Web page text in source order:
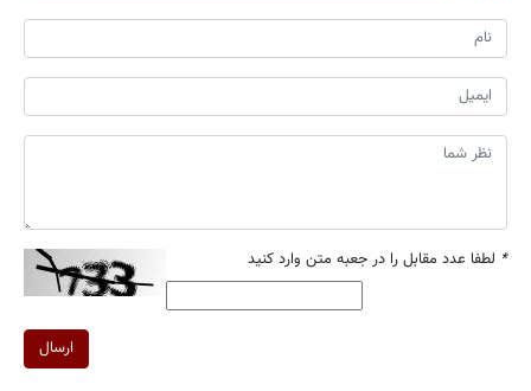
* لطفا عدد مقابل را در جعبه متن وارد کنید
ارسال